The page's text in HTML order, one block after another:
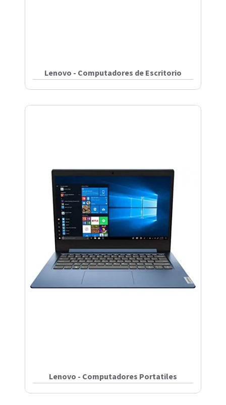
Lenovo - Computadores de Escritorio
Lenovo - Computadores Portatiles